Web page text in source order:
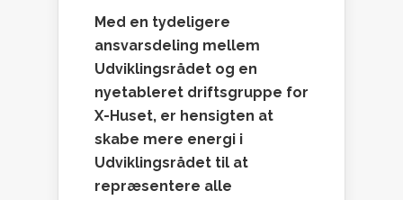
Med en tydeligere
ansvarsdeling mellem
Udviklingsrådet og en
nyetableret driftsgruppe for
X-Huset, er hensigten at
skabe mere energi i
Udviklingsrådet til at
repræsentere alle